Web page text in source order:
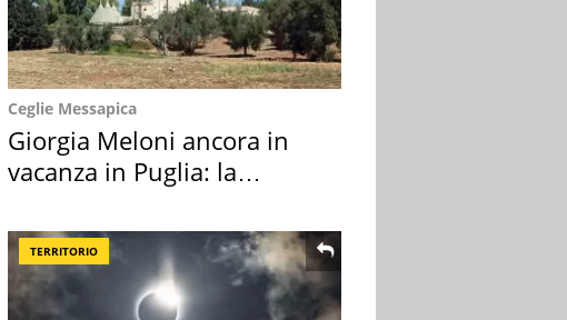
Ceglie Messapica
Giorgia Meloni ancora in
vacanza in Puglia: la
TERRITORIO